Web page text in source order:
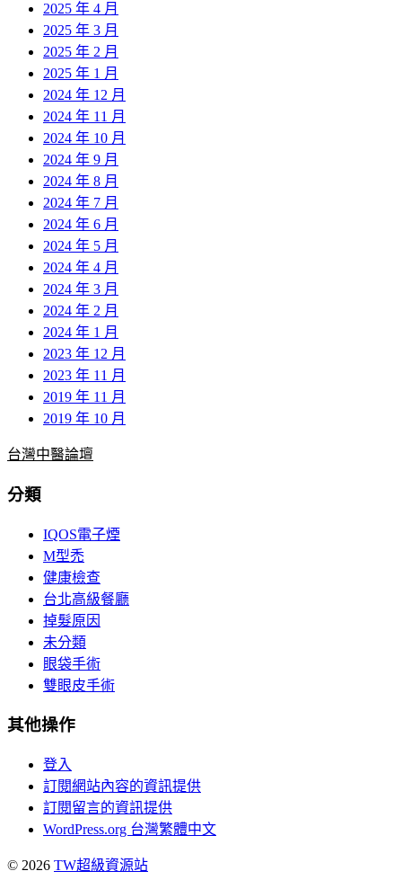
2025 年 4 月
2025 年 3 月
2025 年 2 月
2025 年 1 月
2024 年 12 月
2024 年 11 月
2024 年 10 月
2024 年 9 月
2024 年 8 月
2024 年 7 月
2024 年 6 月
2024 年 5 月
2024 年 4 月
2024 年 3 月
2024 年 2 月
2024 年 1 月
2023 年 12 月
2023 年 11 月
2019 年 11 月
2019 年 10 月
台灣中醫論壇
分類
IQOS電子煙
M型禿
健康檢查
台北高級餐廳
掉髮原因
未分類
眼袋手術
雙眼皮手術
其他操作
登入
訂閱網站內容的資訊提供
訂閱留言的資訊提供
WordPress.org 台灣繁體中文
© 2026 TW超級資源站